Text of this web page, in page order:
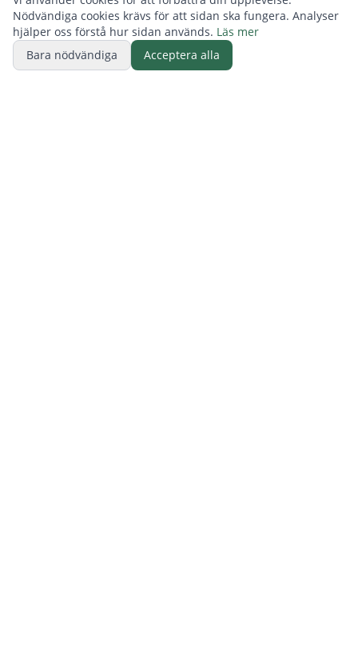
Nödvändiga cookies krävs för att sidan ska fungera. Analyser
hjälper oss förstå hur sidan används. Läs mer
Bara nödvändiga
Acceptera alla